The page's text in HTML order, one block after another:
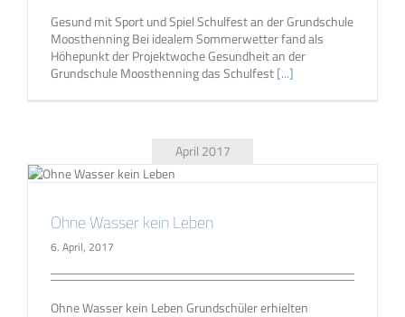
Gesund mit Sport und Spiel Schulfest an der Grundschule
Moosthenning Bei idealem Sommerwetter fand als
Höhepunkt der Projektwoche Gesundheit an der
Grundschule Moosthenning das Schulfest[...]
April 2017
Ohne Wasser kein Leben
6. April, 2017
Ohne Wasser kein Leben Grundschüler erhielten